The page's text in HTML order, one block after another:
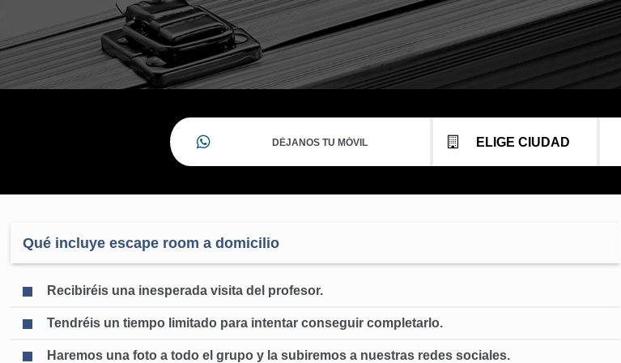
ELIGE CIUDAD
Qué incluye escape room a domicilio
Recibiréis una inesperada visita del profesor.
Tendréis un tiempo limitado para intentar conseguir completarlo.
Haremos una foto a todo el grupo y la subiremos a nuestras redes sociales.